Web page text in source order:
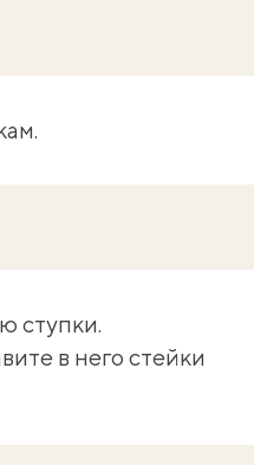
ступки.
в него стейки